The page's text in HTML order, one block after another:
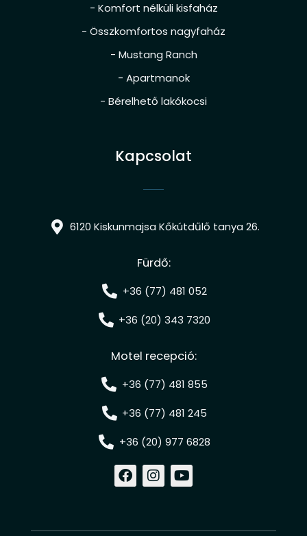
- Komfort nélküli kisfaház
- Összkomfortos nagyfaház
- Mustang Ranch
- Apartmanok
- Bérelhető lakókocsi
Kapcsolat
6120 Kiskunmajsa Kőkútdűlő tanya 26.
Fürdő:
+36 (77) 481 052
+36 (20) 343 7320
Motel recepció:
+36 (77) 481 855
+36 (77) 481 245
+36 (20) 977 6828
F
a
b
I
n
a
Y
o
u